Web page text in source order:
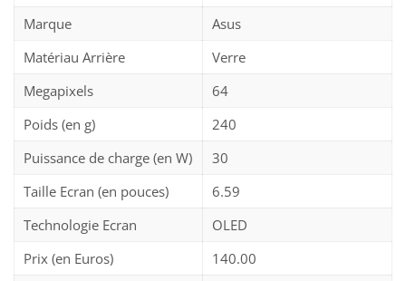
Marque
Asus
Matériau Arrière
Verre
Megapixels
64
Poids (en g)
240
Puissance de charge (en W)
30
Taille Ecran (en pouces)
6.59
Technologie Ecran
OLED
Prix (en Euros)
140.00